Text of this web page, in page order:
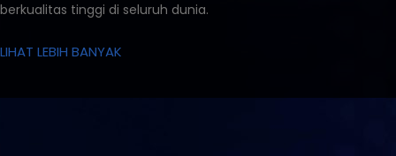
berkualitas tinggi di seluruh dunia.
LIHAT LEBIH BANYAK